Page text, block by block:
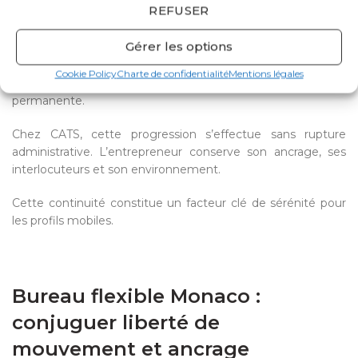
REFUSER
Gérer les options
Cookie PolicyCharte de confidentialitéMentions légales
L’un des avantages d’un bureau flexible réside dans sa
capacité d’évolution.
Une activité peut débuter avec une présence ponctuelle,
puis évoluer vers un bureau dédié ou une organisation plus
permanente.
Chez CATS, cette progression s’effectue sans rupture
administrative. L’entrepreneur conserve son ancrage, ses
interlocuteurs et son environnement.
Cette continuité constitue un facteur clé de sérénité pour
les profils mobiles.
Bureau flexible Monaco :
conjuguer liberté de
mouvement et ancrage